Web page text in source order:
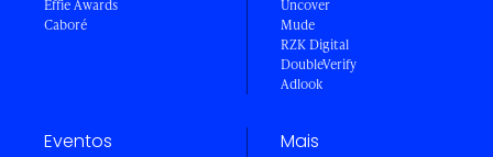
Effie Awards
Caboré
Uncover
Mude
RZK Digital
DoubleVerify
Adlook
Eventos Mais